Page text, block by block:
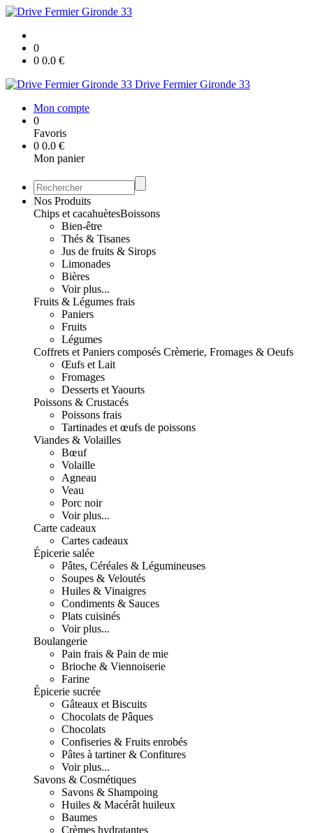
0
0 0.0 €
Drive Fermier Gironde 33
Mon compte
0
Favoris
0 0.0 €
Mon panier
Nos Produits
Chips et cacahuètesBoissons
Bien-être
Thés & Tisanes
Jus de fruits & Sirops
Limonades
Bières
Voir plus...
Fruits & Légumes frais
Paniers
Fruits
Légumes
Coffrets et Paniers composés Crèmerie, Fromages & Oeufs
Œufs et Lait
Fromages
Desserts et Yaourts
Poissons & Crustacés
Poissons frais
Tartinades et œufs de poissons
Viandes & Volailles
Bœuf
Volaille
Agneau
Veau
Porc noir
Voir plus...
Carte cadeaux
Cartes cadeaux
Épicerie salée
Pâtes, Céréales & Légumineuses
Soupes & Veloutés
Huiles & Vinaigres
Condiments & Sauces
Plats cuisinés
Voir plus...
Boulangerie
Pain frais & Pain de mie
Brioche & Viennoiserie
Farine
Épicerie sucrée
Gâteaux et Biscuits
Chocolats de Pâques
Chocolats
Confiseries & Fruits enrobés
Pâtes à tartiner & Confitures
Voir plus...
Savons & Cosmétiques
Savons & Shampoing
Huiles & Macérât huileux
Baumes
Crèmes hydratantes